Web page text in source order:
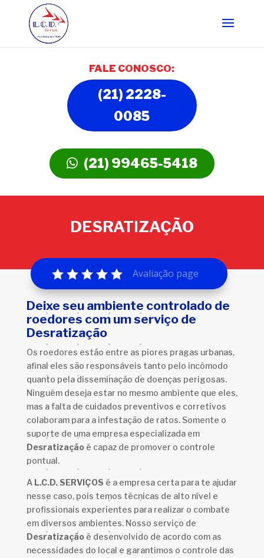
FALE CONOSCO:
(21) 2228-
0085
(21) 99465-5418
DESRATIZAÇÃO
Avaliação page
Deixe seu ambiente controlado de
roedores com um serviço de
Desratização
Os roedores estão entre as piores pragas urbanas,
afinal eles são responsáveis tanto pelo incômodo
quanto pela disseminação de doenças perigosas.
Ninguém deseja estar no mesmo ambiente que eles,
mas a falta de cuidados preventivos e corretivos
colaboram para a infestação de ratos. Somente o
suporte de uma empresa especializada em
Desratização é capaz de promover o controle
pontual.
A L.C.D. SERVIÇOS é a empresa certa para te ajudar
nesse caso, pois temos técnicas de alto nível e
profissionais experientes para realizar o combate
em diversos ambientes. Nosso serviço de
Desratização é desenvolvido de acordo com as
necessidades do local e garantimos o controle das